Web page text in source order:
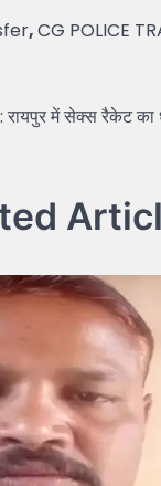
,CG POLICE
में सेक्स रैकेट का